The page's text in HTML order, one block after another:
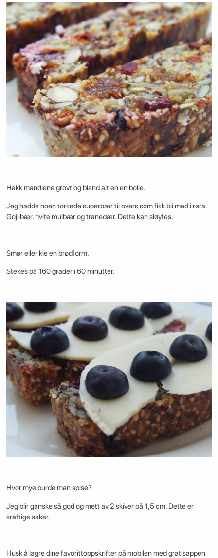
Hakk mandlene grovt og bland alt en en bolle.
Jeg hadde noen tørkede superbær til overs som fikk bli med i røra.
Gojiibær, hvite mulbær og tranedær. Dette kan sløyfes.
Smør eller kle en brødform.
Stekes på 160 grader i 60 minutter.
Hvor mye burde man spise?
Jeg blir ganske så god og mett av 2 skiver på 1,5 cm. Dette er
kraftige saker.
Husk å lagre dine favorittoppskrifter på mobilen med gratisappen